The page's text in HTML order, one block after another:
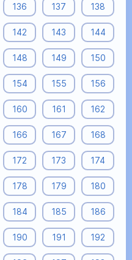
136 137 138
142 143 144
148 149 150
154 155 156
160 161 162
166 167 168
172 173 174
178 179 180
184 185 186
190 191 192